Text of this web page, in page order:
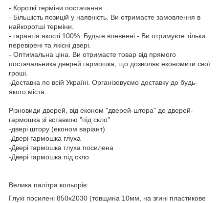
- Короткі терміни постачання.
- Більшість позицій у наявність. Ви отримаєте замовлення в
найкоротші терміни.
- гарантія якості 100%. Будьте впевнені - Ви отримуєте тільки
перевірені та якісні двері.
- Оптимальна ціна. Ви отримаєте товар від прямого
постачальника дверей гармошка, що дозволяє економити свої
гроші.
-Доставка по всій Україні. Організовуємо доставку до будь-
якого міста.
Різновиди дверей, від економ "дверей-штора" до дверей-
гармошка зі вставкою "під скло"
-двері штору (економ варіант)
-Двері гармошка глуха
-Двері гармошка глуха посилена
-Двері гармошка під скло
Велика палітра кольорів:
Глухі посилені 850х2030 (товщина 10мм, на згині пластикове